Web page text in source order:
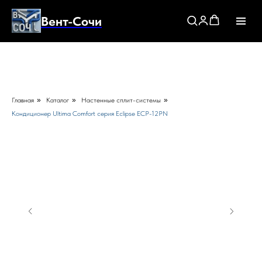
Вент-Сочи
Главная » Каталог » Настенные сплит-системы »
Кондиционер Ultima Comfort серия Eclipse ECP-12PN